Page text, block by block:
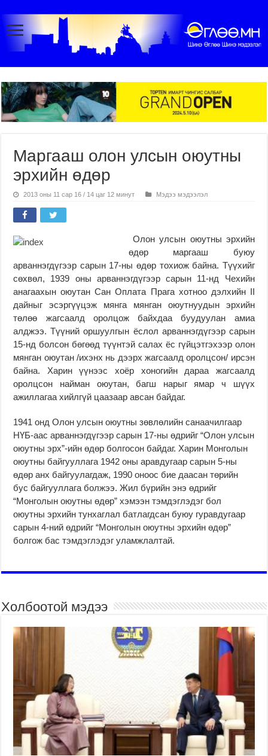
Маргааш олон улсын оюутны
эрхийн өдөр
2013 оны 11 сар 16 / 14 цаг 12 минут Мэдээ мэдээлэл
Олон улсын оюутны эрхийн
өдөр маргааш буюу
арваннэгдүгээр сарын 17-ны өдөр тохиож байна. Түүхийг
сөхвөл, 1939 оны арваннэгдүгээр сарын 11-нд Чехийн
анагаахын оюутан Сан Оплата Прага хотноо дэлхийн II
дайныг эсэргүүцэж мянга мянган оюутнуудын эрхийн
төлөө жагсаалд оролцож байхдаа буудуулан амиа
алджээ. Түүний оршуулгын ёслол арваннэгдүгээр сарын
15-нд болсон бөгөөд түүнтэй салах ёс гүйцэтгэхээр олон
мянган оюутан /ихэнх нь дээрх жагсаалд оролцсон/ ирсэн
байна. Харин үүнээс хоёр хоногийн дараа жагсаалд
оролцсон найман оюутан, багш нарыг ямар ч шүүх
ажиллагаа хийлгүй цаазаар авсан байдаг.
1941 онд Олон улсын оюутны зөвлөлийн санаачилгаар
НҮБ-аас арваннэгдүгээр сарын 17-ны өдрийг “Олон улсын
оюутны эрх”-ийн өдөр болгосон байдаг. Харин Монголын
оюутны бай­гууллага 1942 оны арав­дугаар сарын 5-ны
өдөр анх бай­гуулагдаж, 1990 оноос бие даасан төрийн
бус байгуул­лага болжээ. Жил бүрийн энэ өдрийг
“Монголын оюутны өдөр” хэмээн тэмдэглэдэг бол
оюутны эрхийн тунхаглал батлагдсан буюу гуравдугаар
сарын 4-ний өдрийг “Мон­голын оюутны эрхийн өдөр”
болгож бас тэмдэглэдэг улам­ж­лал­тай.
Холбоотой мэдээ